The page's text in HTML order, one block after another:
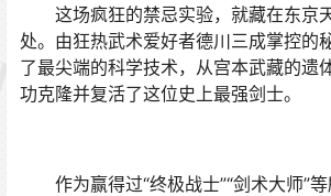
这场疯狂的禁忌实验，就藏在东京
处。由狂热武术爱好者德川三成掌控的
了最尖端的科学技术，从宫本武藏的遗
功克隆并复活了这位史上最强剑士。
作为赢得过“终极战士”“剑术大师”等